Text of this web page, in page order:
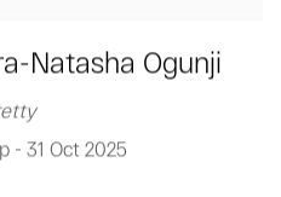
Natasha Ogunji
- 31 Oct 2025